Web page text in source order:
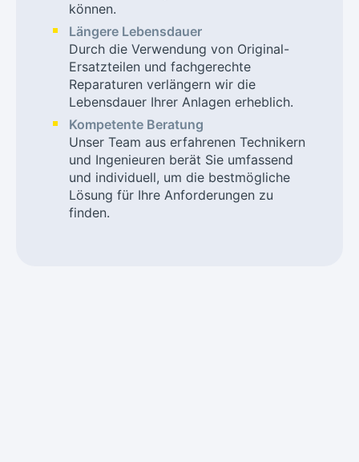
können.
Längere Lebensdauer
Durch die Verwendung von Original-
Ersatzteilen und fachgerechte
Reparaturen verlängern wir die
Lebensdauer Ihrer Anlagen erheblich.
Kompetente Beratung
Unser Team aus erfahrenen Technikern
und Ingenieuren berät Sie umfassend
und individuell, um die bestmögliche
Lösung für Ihre Anforderungen zu
finden.